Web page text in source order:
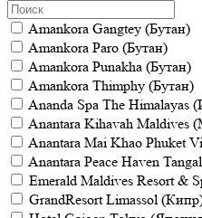
Amankora Gangtey (Бутан)
Amankora Paro (Бутан)
Amankora Punakha (Бутан)
Amankora Thimphy (Бутан)
Ananda Spa The Himalayas
Anantara Kihavah Maldives
Anantara Mai Khao Phuket
Anantara Peace Haven
Emerald Maldives Resort &
GrandResort Limassol